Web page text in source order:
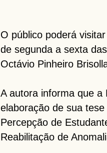
O público poderá
de segunda a sexta
Octávio Pinheiro
A autora informa que a
elaboração de sua
Percepção de
Reabilitação de